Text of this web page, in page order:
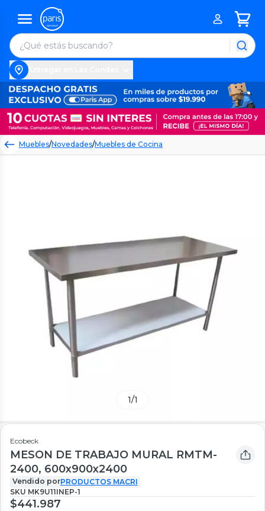
Muebles/Novedades/Muebles de Cocina
1/1
Ecobeck
MESON DE TRABAJO MURAL RMTM-
2400, 600x900x2400
Vendido porPRODUCTOS MACRI
SKU MK9U11INEP-1
$441.987